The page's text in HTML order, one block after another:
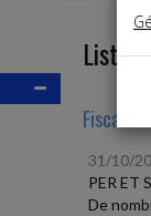
Liste
Fiscal TPE
31/10/
PER ET
De